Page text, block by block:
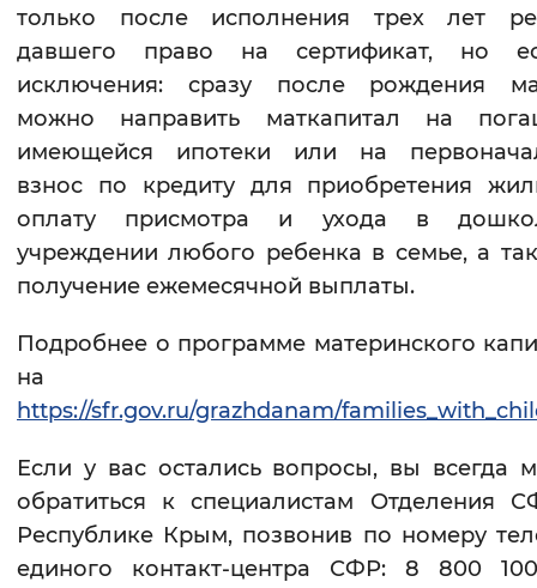
только после исполнения трех лет
давшего право на сертификат, но
исключения: сразу после рождения
можно направить маткапитал на
имеющейся ипотеки или на
взнос по кредиту для приобретения
оплату присмотра и ухода в
учреждении любого ребенка в семье, а
получение ежемесячной выплаты.
Подробнее о программе материнского
на
https://sfr.gov.ru/grazhdanam/
Если у вас остались вопросы, вы всегда
обратиться к специалистам Отделения
Республике Крым, позвонив по номеру
единого контакт-центра СФР: 8 800